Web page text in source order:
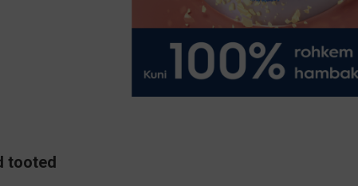
tooted